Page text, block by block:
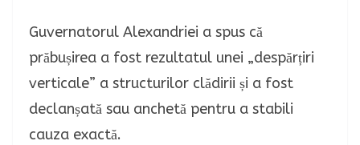
Guvernatorul Alexandriei a spus că
prăbușirea a fost rezultatul unei „despărțiri
verticale” a structurilor clădirii și a fost
declanșată sau anchetă pentru a stabili
cauza exactă.